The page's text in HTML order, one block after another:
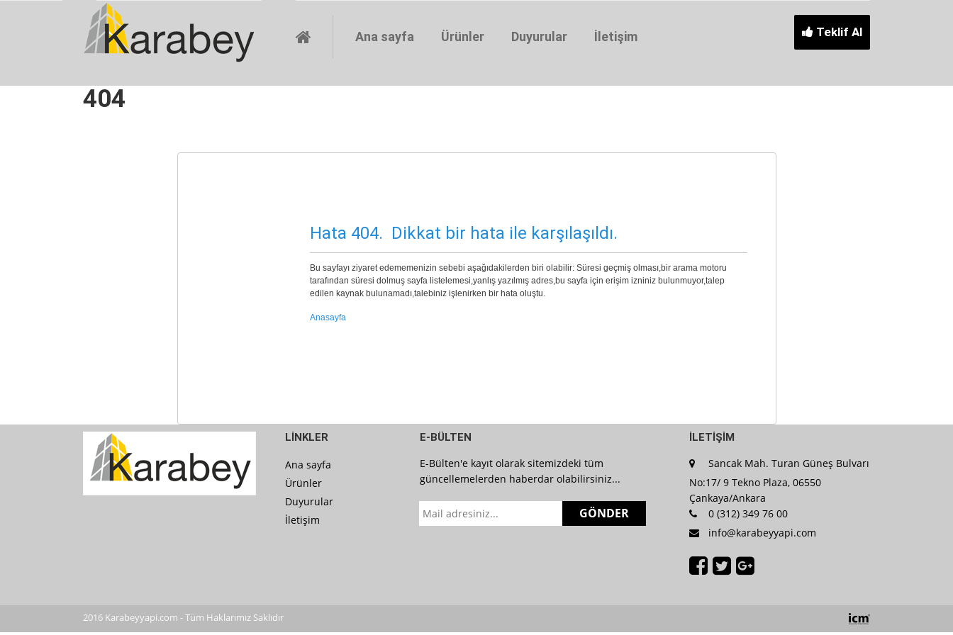
Ana sayfa Ürünler Duyurular İletişim Teklif Al
404
Hata 404. Dikkat bir hata ile karşılaşıldı.
Bu sayfayı ziyaret edememenizin sebebi aşağıdakilerden biri olabilir: Süresi geçmiş olması,bir arama motoru
tarafından süresi dolmuş sayfa listelemesi,yanlış yazılmış adres,bu sayfa için erişim izniniz bulunmuyor,talep
edilen kaynak bulunamadı,talebiniz işlenirken bir hata oluştu.
Anasayfa
LİNKLER
Ana sayfa
Ürünler
Duyurular
İletişim
E-BÜLTEN
E-Bülten'e kayıt olarak sitemizdeki tüm
güncellemelerden haberdar olabilirsiniz...
GÖNDER
İLETİŞİM
Sancak Mah. Turan Güneş Bulvarı
No:17/ 9 Tekno Plaza, 06550
Çankaya/Ankara
0 (312) 349 76 00
info@karabeyyapi.com
2016 Karabeyyapi.com - Tüm Haklarımız Saklıdır